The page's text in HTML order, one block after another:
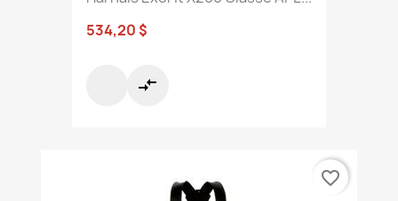
534,20 $
compare_arrows
favorite_border